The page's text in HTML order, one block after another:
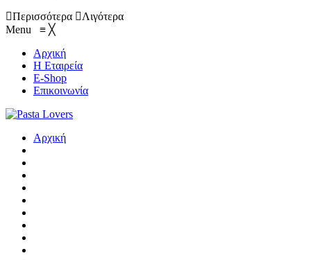
Περισσότερα
Λιγότερα
Menu ≡ ╳
Αρχική
Η Εταιρεία
E-Shop
Επικοινωνία
Αρχική